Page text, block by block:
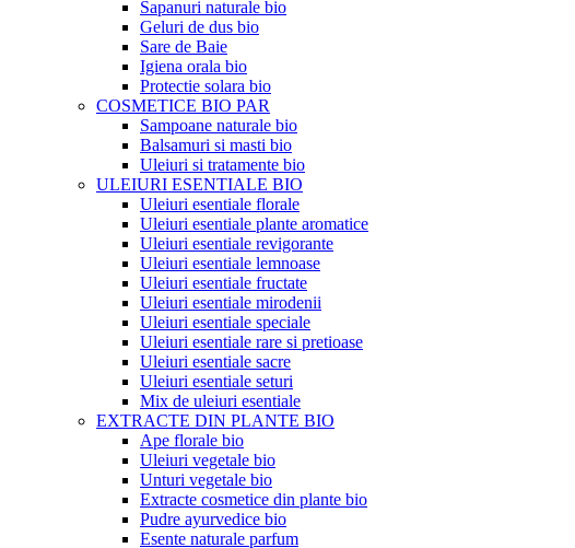
Sapanuri naturale bio
Geluri de dus bio
Sare de Baie
Igiena orala bio
Protectie solara bio
COSMETICE BIO PAR
Sampoane naturale bio
Balsamuri si masti bio
Uleiuri si tratamente bio
ULEIURI ESENTIALE BIO
Uleiuri esentiale florale
Uleiuri esentiale plante aromatice
Uleiuri esentiale revigorante
Uleiuri esentiale lemnoase
Uleiuri esentiale fructate
Uleiuri esentiale mirodenii
Uleiuri esentiale speciale
Uleiuri esentiale rare si pretioase
Uleiuri esentiale sacre
Uleiuri esentiale seturi
Mix de uleiuri esentiale
EXTRACTE DIN PLANTE BIO
Ape florale bio
Uleiuri vegetale bio
Unturi vegetale bio
Extracte cosmetice din plante bio
Pudre ayurvedice bio
Esente naturale parfum